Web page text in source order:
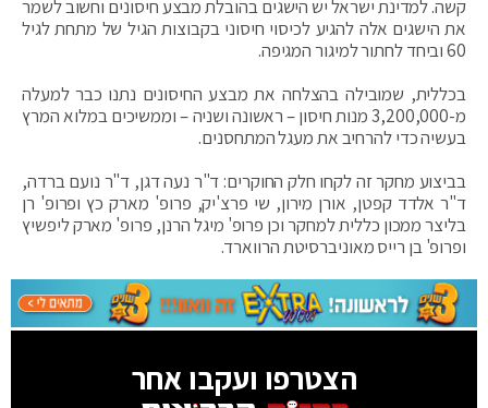
קשה. למדינת ישראל יש הישגים בהובלת מבצע חיסונים וחשוב לשמר
את הישגים אלה להגיע לכיסוי חיסוני בקבוצות הגיל של מתחת לגיל
60 וביחד לחתור למיגור המגיפה.
בכללית, שמובילה בהצלחה את מבצע החיסונים נתנו כבר למעלה
מ-3,200,000 מנות חיסון – ראשונה ושניה – וממשיכים במלוא המרץ
בעשיה כדי להרחיב את מעגל המתחסנים.
בביצוע מחקר זה לקחו חלק החוקרים: ד"ר נעה דגן, ד"ר נועם ברדה,
ד"ר אלדד קפטן, אורן מירון, שי פרצ'יק, פרופ' מארק כץ ופרופ' רן
בליצר ממכון כללית למחקר וכן פרופ' מיגל הרנן, פרופ' מארק ליפשיץ
ופרופ' בן רייס מאוניברסיטת הרווארד.
הצטרפו ועקבו אחר